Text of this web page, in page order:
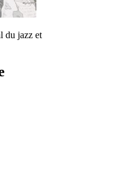
du jazz et